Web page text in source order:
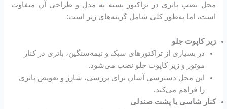
محل نصب باتری در تراکتور بسته به مدل و طراحی آن متفاوت
است، اما به‌طور کلی شامل گزینه‌های زیر است:
زیر کاپوت جلو
در بسیاری از تراکتورهای سبک و نیمه‌سنگین، باتری در کنار
موتور و زیر کاپوت جلو نصب می‌شود.
این محل دسترسی آسان برای بررسی، شارژ و تعویض باتری
را فراهم می‌کند.
کنار شاسی یا پشت صندلی